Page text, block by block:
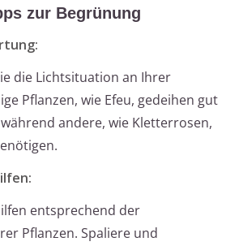
zur Begrünung
die Lichtsituation an Ihrer
Pflanzen, wie Efeu, gedeihen gut
andere, wie Kletterrosen,
entsprechend der
Pflanzen. Spaliere und